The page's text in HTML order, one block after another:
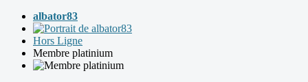
albator83
Hors Ligne
Membre platinium